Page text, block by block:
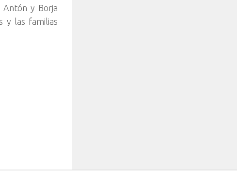
Antón y Borja
y las familias